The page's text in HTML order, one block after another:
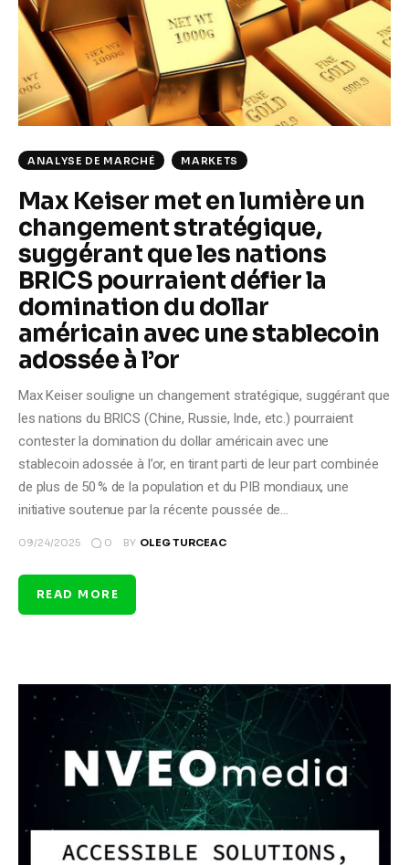
Climate
Markets
Tech
Reports
Shop
ANALYSE DE MARCHÉ MARKETS
Max Keiser met en lumière un
changement stratégique,
suggérant que les nations
BRICS pourraient défier la
domination du dollar
américain avec une stablecoin
adossée à l’or
Max Keiser souligne un changement stratégique, suggérant que
les nations du BRICS (Chine, Russie, Inde, etc.) pourraient
contester la domination du dollar américain avec une
stablecoin adossée à l’or, en tirant parti de leur part combinée
de plus de 50 % de la population et du PIB mondiaux, une
initiative soutenue par la récente poussée de…
09/24/2025 0 BY OLEG TURCEAC
READ MORE